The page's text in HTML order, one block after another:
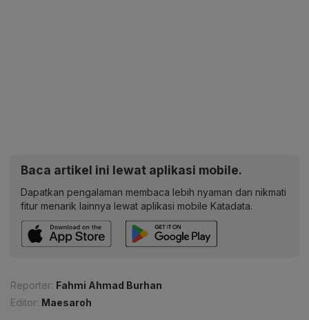
Baca artikel ini lewat aplikasi mobile.
Dapatkan pengalaman membaca lebih nyaman dan nikmati
fitur menarik lainnya lewat aplikasi mobile Katadata.
Reporter: Fahmi Ahmad Burhan
Editor: Maesaroh